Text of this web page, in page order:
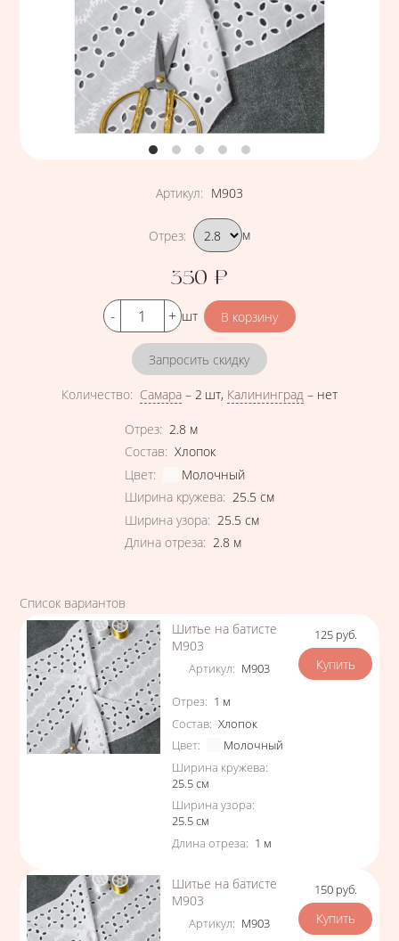
Артикул: М903
Подобрать вариант
Отрез: м
Цена
350 ₽
Кол-во шт
Запросить скидку
Количество: Самара –2 шт, Калининград – нет
Характеристики
Отрез: 2.8 м
Состав: Хлопок
Цвет:
Молочный
Ширина кружева: 25.5 см
Ширина узора: 25.5 см
Длина отреза: 2.8 м
Список вариантов
Шитье на батисте
М903
Артикул: М903
Характеристики
Отрез: 1 м
Состав: Хлопок
Цвет:
Молочный
Ширина кружева:
25.5см
Ширина узора:
25.5см
Длина отреза: 1 м
Цена
125 руб.
Шитье на батисте
М903
Артикул: М903
Цена
150 руб.